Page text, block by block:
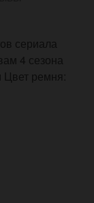
сериала
4 сезона
ремня: